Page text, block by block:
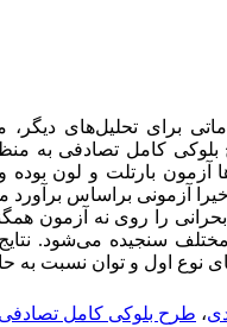
برای تحلیل‌های دیگر،
کامل تصادفی به
بارتلت و لون بوده
آزمونی براساس
را روی نه آزمون‌
مختلف ‌سنجیده می‌شود.
اول و توان نسبت به
، طرح بلوکی کامل تصادفی